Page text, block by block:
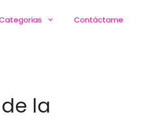
Contáctame
la